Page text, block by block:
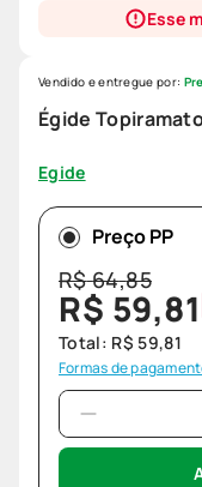
Esse
Égide
Egide
Vendido e entregue por:
Preço PP
R$64,85
R$ 59,81
Total: R$ 59,81
Formas de